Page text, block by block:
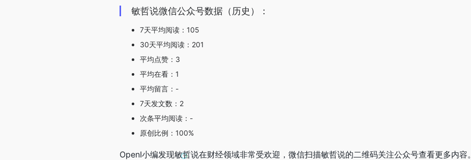
敏哲说微信公众号数据（历史）：
7天平均阅读：105
30天平均阅读：201
平均点赞：3
平均在看：1
平均留言：-
7天发文数：2
次条平均阅读：-
原创比例：100%
OpenI小编发现敏哲说在财经领域非常受欢迎，微信扫描敏哲说的二维码关注公众号查看更多内容。